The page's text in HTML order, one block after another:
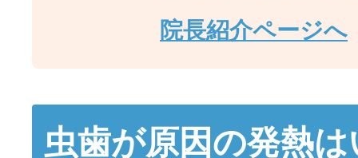
院長紹介ページへ
虫歯が原因の発熱